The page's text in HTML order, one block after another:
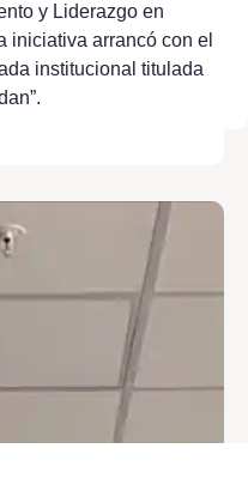
y Liderazgo en
iniciativa arrancó con el
institucional titulada